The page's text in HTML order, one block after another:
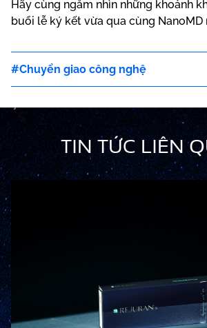
Hãy cùng ngắm nhìn những khoảnh
buổi lễ ký kết vừa qua cùng NanoMD
Chuyển giao công nghệ
TIN TỨC LIÊN